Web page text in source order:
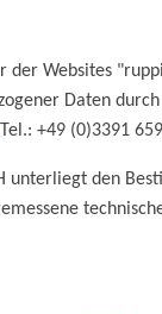
der Websites
Daten
+49 (0)3391
den